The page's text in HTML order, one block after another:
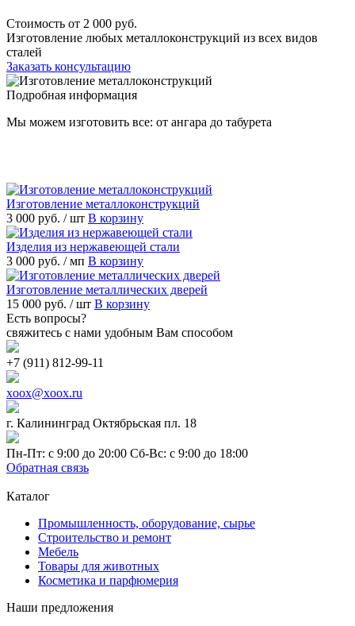
Стоимость от 2 000 руб.
Изготовление любых металлоконструкций из всех видов
сталей
Заказать консультацию
Подробная информация
Мы можем изготовить все: от ангара до табурета
Изготовление металлоконструкций
3 000 руб. / шт В корзину
Изделия из нержавеющей стали
3 000 руб. / мп В корзину
Изготовление металлических дверей
15 000 руб. / шт В корзину
Есть вопросы?
свяжитесь с нами удобным Вам способом
+7 (911) 812-99-11
xoox@xoox.ru
г. Калининград Октябрьская пл. 18
Пн-Пт: с 9:00 до 20:00 Сб-Вс: с 9:00 до 18:00
Обратная связь
Каталог
Промышленность, оборудование, сырье
Строительство и ремонт
Мебель
Товары для животных
Косметика и парфюмерия
Наши предложения